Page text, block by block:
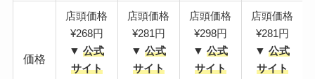
価格
店頭価格
¥268円
▼公式
サイト
店頭価格
¥281円
▼公式
サイト
店頭価格
¥298円
▼公式
サイト
店頭価格
¥281円
▼公式
サイト